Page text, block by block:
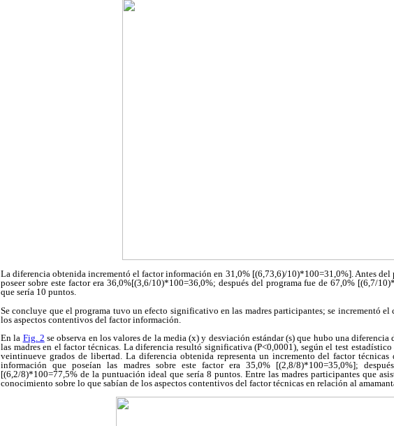
La diferencia obtenida incrementó el factor información en 31,0% [(6,73,6)/10)*100=31,0%]. Antes del
poseer sobre este factor era 36,0%[(3,6/10)*100=36,0%; después del programa fue de 67,0% [(6,7/
que sería 10 puntos.
Se concluye que el programa tuvo un efecto significativo en las madres participantes; se incrementó
los aspectos contentivos del factor información.
En la Fig. 2 se observa en los valores de la media (x) y desviación estándar (s) que hubo una
las madres en el factor técnicas. La diferencia resultó significativa (P<0,0001), según el test
veintinueve grados de libertad. La diferencia obtenida representa un incremento del factor
información que poseían las madres sobre este factor era 35,0% [(2,8/8)*100=35,0%];
[(6,2/8)*100=77,5% de la puntuación ideal que sería 8 puntos. Entre las madres participantes que
conocimiento sobre lo que sabían de los aspectos contentivos del factor técnicas en relación al